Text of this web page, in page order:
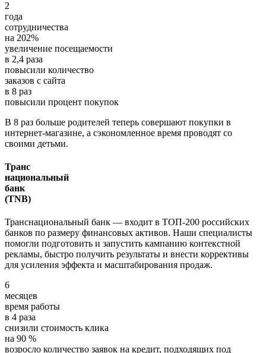
2
года
сотрудничества
на 202%
увеличение посещаемости
в 2,4 раза
повысили количество
заказов с сайта
в 8 раз
повысили процент покупок
В 8 раз больше родителей теперь совершают покупки в
интернет-магазине, а сэкономленное время проводят со
своими детьми.
Транс
национальный
банк
(TNB)
Транснациональный банк — входит в ТОП-200 российских
банков по размеру финансовых активов. Наши специалисты
помогли подготовить и запустить кампанию контекстной
рекламы, быстро получить результаты и внести коррективы
для усиления эффекта и масштабирования продаж.
6
месяцев
время работы
в 4 раза
снизили стоимость клика
на 90 %
возросло количество заявок на кредит, подходящих под